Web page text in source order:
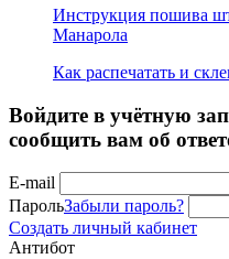
Инструкция пошива
Манарола
Как распечатать и
Войдите в учётную
сообщить вам об
E-mail
ПарольЗабыли пароль?
Создать личный кабинет
Антибот